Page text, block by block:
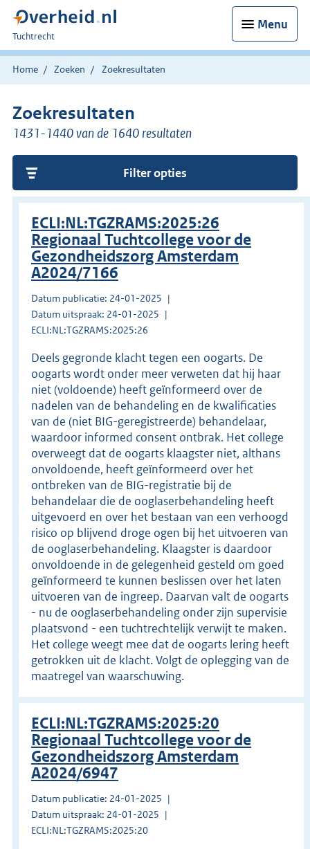
Menu
U
bent
hier:
Tuchtrecht
Home Zoeken Zoekresultaten
Zoekresultaten
1431-1440 van de 1640 resultaten
Filter opties
ECLI:NL:TGZRAMS:2025:26
Regionaal Tuchtcollege voor de
Gezondheidszorg Amsterdam
A2024/7166
Datum publicatie: 24-01-2025
Datum uitspraak: 24-01-2025
ECLI:NL:TGZRAMS:2025:26
Deels gegronde klacht tegen een oogarts. De
oogarts wordt onder meer verweten dat hij haar
niet (voldoende) heeft geïnformeerd over de
nadelen van de behandeling en de kwalificaties
van de (niet BIG-geregistreerde) behandelaar,
waardoor informed consent ontbrak. Het college
overweegt dat de oogarts klaagster niet, althans
onvoldoende, heeft geïnformeerd over het
ontbreken van de BIG-registratie bij de
behandelaar die de ooglaserbehandeling heeft
uitgevoerd en over het bestaan van een verhoogd
risico op blijvend droge ogen bij het uitvoeren van
de ooglaserbehandeling. Klaagster is daardoor
onvoldoende in de gelegenheid gesteld om goed
geïnformeerd te kunnen beslissen over het laten
uitvoeren van de ingreep. Daarvan valt de oogarts
- nu de ooglaserbehandeling onder zijn supervisie
plaatsvond - een tuchtrechtelijk verwijt te maken.
Het college weegt mee dat de oogarts lering heeft
getrokken uit de klacht. Volgt de oplegging van de
maatregel van waarschuwing.
ECLI:NL:TGZRAMS:2025:20
Regionaal Tuchtcollege voor de
Gezondheidszorg Amsterdam
A2024/6947
Datum publicatie: 24-01-2025
Datum uitspraak: 24-01-2025
ECLI:NL:TGZRAMS:2025:20